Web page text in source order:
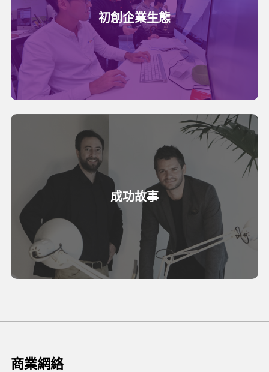
初創企業生態
成功故事
商業網絡